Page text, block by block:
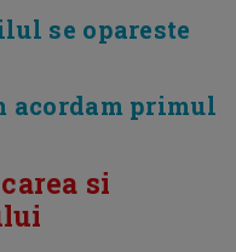
se opareste
acordam primul
si